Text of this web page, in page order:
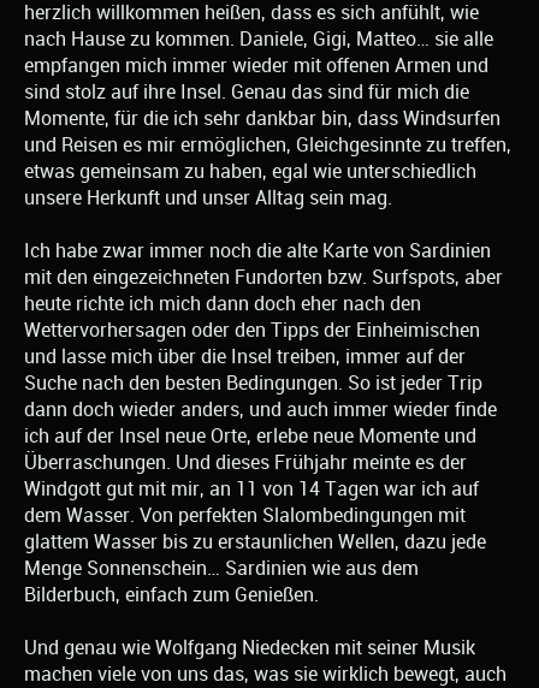
herzlich willkommen heißen, dass es sich anfühlt, wie
nach Hause zu kommen. Daniele, Gigi, Matteo… sie alle
empfangen mich immer wieder mit offenen Armen und
sind stolz auf ihre Insel. Genau das sind für mich die
Momente, für die ich sehr dankbar bin, dass Windsurfen
und Reisen es mir ermöglichen, Gleichgesinnte zu treffen,
etwas gemeinsam zu haben, egal wie unterschiedlich
unsere Herkunft und unser Alltag sein mag.
Ich habe zwar immer noch die alte Karte von Sardinien
mit den eingezeichneten Fundorten bzw. Surfspots, aber
heute richte ich mich dann doch eher nach den
Wettervorhersagen oder den Tipps der Einheimischen
und lasse mich über die Insel treiben, immer auf der
Suche nach den besten Bedingungen. So ist jeder Trip
dann doch wieder anders, und auch immer wieder finde
ich auf der Insel neue Orte, erlebe neue Momente und
Überraschungen. Und dieses Frühjahr meinte es der
Windgott gut mit mir, an 11 von 14 Tagen war ich auf
dem Wasser. Von perfekten Slalombedingungen mit
glattem Wasser bis zu erstaunlichen Wellen, dazu jede
Menge Sonnenschein… Sardinien wie aus dem
Bilderbuch, einfach zum Genießen.
Und genau wie Wolfgang Niedecken mit seiner Musik
machen viele von uns das, was sie wirklich bewegt, auch